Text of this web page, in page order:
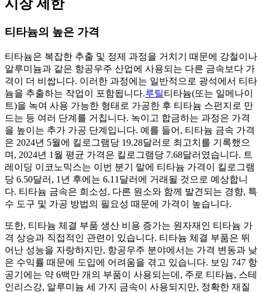
시장 제한
티타늄의 높은 가격
티타늄은 복잡한 추출 및 정제 과정을 거치기 때문에 강철이나
알루미늄과 같은 항공우주 산업에 사용되는 다른 금속보다 가
격이 더 비쌉니다. 이러한 과정에는 일반적으로 광석에서 티타
늄을 추출하는 작업이 포함됩니다.루틸티타늄(또는 일메나이
트)을 녹여 사용 가능한 형태로 가공한 후 티타늄 스펀지로 만
드는 등 여러 단계를 거칩니다. 녹이고 합금하는 과정은 가격
을 높이는 추가 가공 단계입니다. 예를 들어, 티타늄 금속 가격
은 2024년 5월에 킬로그램당 19.28달러로 최고치를 기록했으
며, 2024년 1월 평균 가격은 킬로그램당 7.68달러였습니다. 트
레이딩 이코노믹스는 이번 분기 말에 티타늄 가격이 킬로그램
당 6.50달러, 1년 후에는 6.11달러에 거래될 것으로 예상합니
다. 티타늄 금속은 희소성, 다른 원소와 함께 발견되는 경향, 특
수 도구 및 가공 방법의 필요성 때문에 가격이 높습니다.
또한, 티타늄 체결 부품 생산 비용 증가는 원자재인 티타늄 가
격 상승과 직접적인 관련이 있습니다. 티타늄 체결 부품은 뛰
어난 성능을 자랑하지만, 항공우주 분야에서는 가격 변동과 낮
은 수익률 때문에 도입에 어려움을 겪고 있습니다. 보잉 747 항
공기에는 약 6백만 개의 부품이 사용되는데, 주로 티타늄, 스테
인리스강, 알루미늄 세 가지 금속이 사용되지만, 정확한 재질